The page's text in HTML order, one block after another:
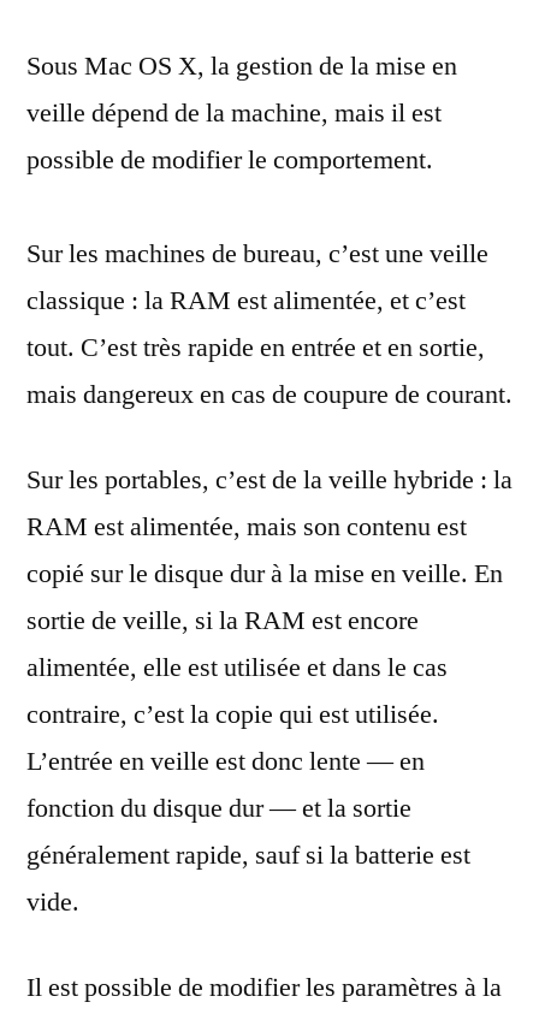
de
veille
sous
X
et
la
modifier
Sous Mac OS X, la gestion de la mise en
veille dépend de la machine, mais il est
possible de modifier le comportement.
Sur les machines de bureau, c’est une veille
classique : la RAM est alimentée, et c’est
tout. C’est très rapide en entrée et en sortie,
mais dangereux en cas de coupure de courant.
Sur les portables, c’est de la veille hybride : la
RAM est alimentée, mais son contenu est
copié sur le disque dur à la mise en veille. En
sortie de veille, si la RAM est encore
alimentée, elle est utilisée et dans le cas
contraire, c’est la copie qui est utilisée.
L’entrée en veille est donc lente — en
fonction du disque dur — et la sortie
généralement rapide, sauf si la batterie est
vide.
Il est possible de modifier les paramètres à la